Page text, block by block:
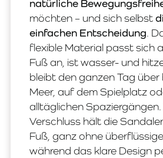
natürliche
möchten – und sich selbst
einfachen Entscheidung.
flexible Material passt sich
Fuß an, ist wasser- und
bleibt den ganzen Tag über
Meer, auf dem Spielplatz
alltäglichen
Verschluss hält die
Fuß, ganz ohne
während das klare Design